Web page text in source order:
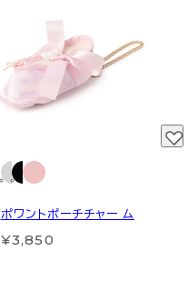
ポワントポーチチャー ム
¥3,850